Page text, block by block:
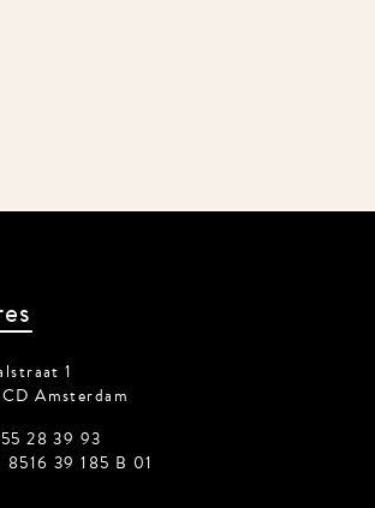
1
Amsterdam
28 39 93
8516 39 185 B 01